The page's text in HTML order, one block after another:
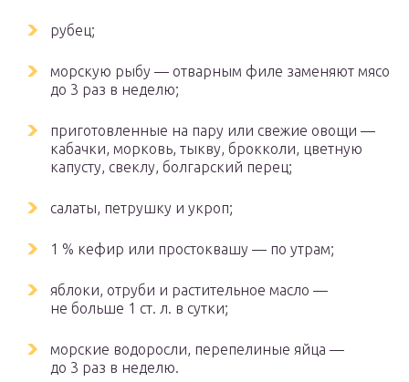
рубец;
морскую рыбу — отварным филе заменяют мясо
до 3 раз в неделю;
приготовленные на пару или свежие овощи —
кабачки, морковь, тыкву, брокколи, цветную
капусту, свеклу, болгарский перец;
салаты, петрушку и укроп;
1 % кефир или простоквашу — по утрам;
яблоки, отруби и растительное масло —
не больше 1 ст. л. в сутки;
морские водоросли, перепелиные яйца —
до 3 раз в неделю.